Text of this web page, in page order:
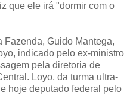
que ele irá "dormir com o
Fazenda, Guido Mantega,
indicado pelo ex-ministro
pela diretoria de
Loyo, da turma ultra-
hoje deputado federal pelo